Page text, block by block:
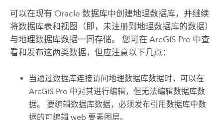
可以在现有 Oracle 数据库中创建地理数据库，并继续
将数据库表和视图（即，未注册到地理数据库的数据）
与地理数据库数据一同存储。 您可在 ArcGIS Pro中查
看和发布这两类数据，但应注意以下几点：
当通过数据库连接访问地理数据库数据时，可以在
ArcGIS Pro 中对其进行编辑，但无法编辑数据库数
据。 要编辑数据库数据，必须发布引用数据库中数
据的可编辑 web 要素图层。